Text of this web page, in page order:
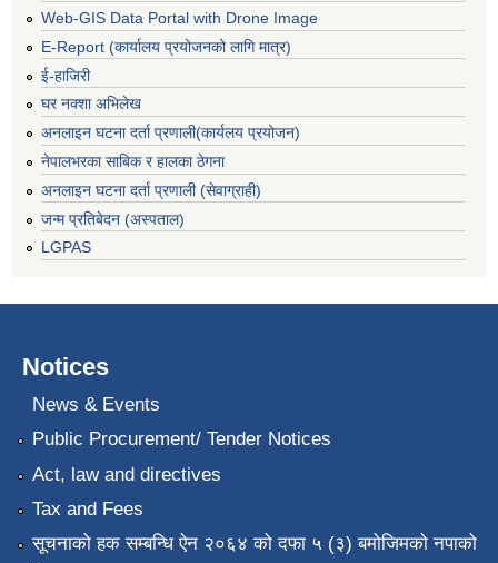
Web-GIS Data Portal with Drone Image
E-Report (कार्यालय प्रयोजनको लागि मात्र)
ई-हाजिरी
घर नक्शा अभिलेख
अनलाइन घटना दर्ता प्रणाली(कार्यलय प्रयोजन)
नेपालभरका साबिक र हालका ठेगना
अनलाइन घटना दर्ता प्रणाली (सेवाग्राही)
जन्म प्रतिबेदन (अस्पताल)
LGPAS
Notices
News & Events
Public Procurement/ Tender Notices
Act, law and directives
Tax and Fees
सूचनाको हक सम्बन्धि ऐन २०६४ को दफा ५ (३) बमोजिमको नपाको